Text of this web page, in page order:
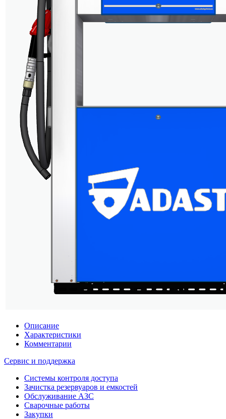
Описание
Характеристики
Комментарии
Сервис и поддержка
Системы контроля доступа
Зачистка резервуаров и емкостей
Обслуживание АЗС
Сварочные работы
Закупки